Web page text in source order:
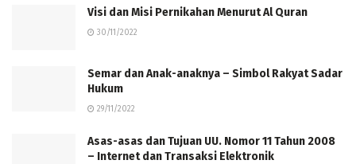
Visi dan Misi Pernikahan Menurut Al Quran
30/11/2022
Semar dan Anak-anaknya – Simbol Rakyat Sadar
Hukum
29/11/2022
Asas-asas dan Tujuan UU. Nomor 11 Tahun 2008
– Internet dan Transaksi Elektronik